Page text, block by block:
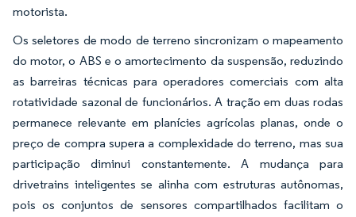
motorista.
Os seletores de modo de terreno sincronizam o mapeamento
do motor, o ABS e o amortecimento da suspensão, reduzindo
as barreiras técnicas para operadores comerciais com alta
rotatividade sazonal de funcionários. A tração em duas rodas
permanece relevante em planícies agrícolas planas, onde o
preço de compra supera a complexidade do terreno, mas sua
participação diminui constantemente. A mudança para
drivetrains inteligentes se alinha com estruturas autônomas,
pois os conjuntos de sensores compartilhados facilitam o